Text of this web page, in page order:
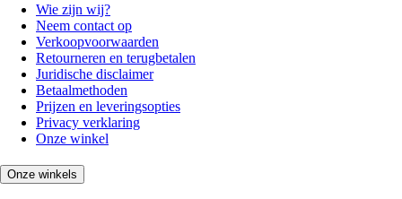
Wie zijn wij?
Neem contact op
Verkoopvoorwaarden
Retourneren en terugbetalen
Juridische disclaimer
Betaalmethoden
Prijzen en leveringsopties
Privacy verklaring
Onze winkel
Onze winkels